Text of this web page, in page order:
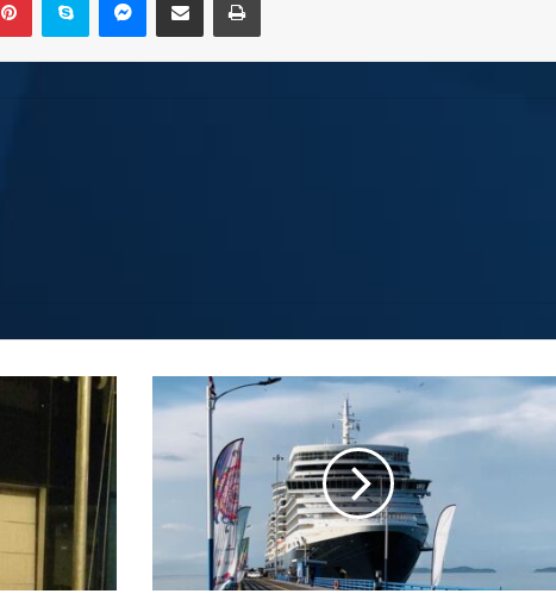
martes
la
temporada
cruceros
2023-
2024